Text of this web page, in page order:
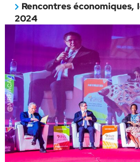
Rencontres économiques,
2024